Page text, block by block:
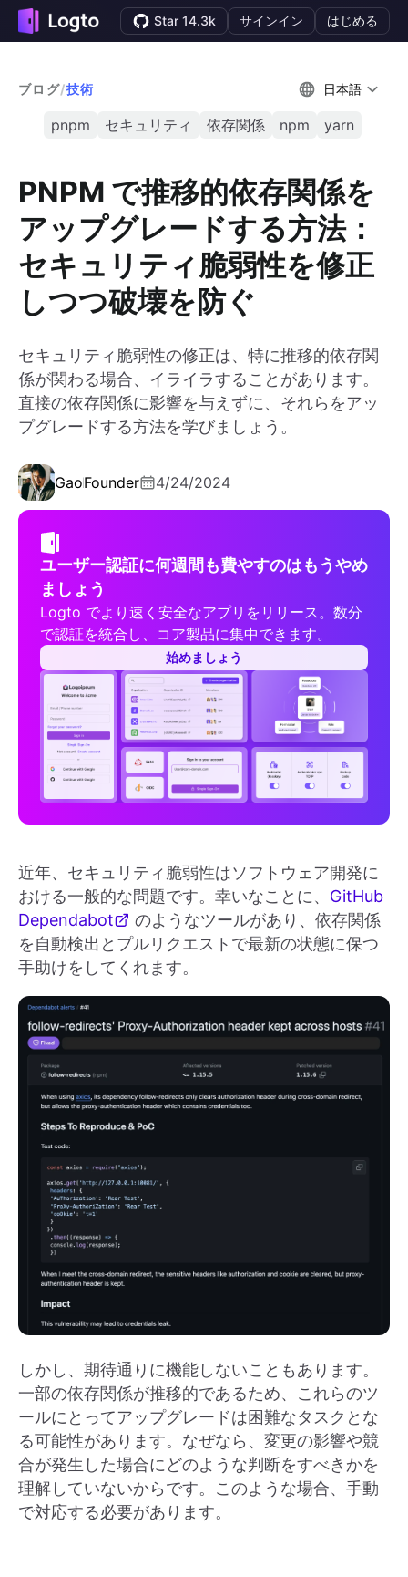
Star 14.3k サインイン はじめる
ブログ/技術 日本語
pnpm セキュリティ 依存関係 npm yarn
PNPM で推移的依存関係を
アップグレードする方法：
セキュリティ脆弱性を修正
しつつ破壊を防ぐ
セキュリティ脆弱性の修正は、特に推移的依存関
係が関わる場合、イライラすることがあります。
直接の依存関係に影響を与えずに、それらをアッ
プグレードする方法を学びましょう。
GaoFounder 4/24/2024
ユーザー認証に何週間も費やすのはもうやめ
ましょう
Logto でより速く安全なアプリをリリース。数分
で認証を統合し、コア製品に集中できます。
始めましょう
近年、セキュリティ脆弱性はソフトウェア開発に
おける一般的な問題です。幸いなことに、 GitHub
Dependabot
のようなツールがあり、依存関係
を自動検出とプルリクエストで最新の状態に保つ
手助けをしてくれます。
しかし、期待通りに機能しないこともあります。
一部の依存関係が推移的であるため、これらのツ
ールにとってアップグレードは困難なタスクとな
る可能性があります。なぜなら、変更の影響や競
合が発生した場合にどのような判断をすべきかを
理解していないからです。このような場合、手動
で対応する必要があります。